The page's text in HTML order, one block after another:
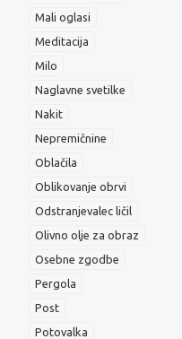
Mali oglasi
Meditacija
Milo
Naglavne svetilke
Nakit
Nepremičnine
Oblačila
Oblikovanje obrvi
Odstranjevalec ličil
Olivno olje za obraz
Osebne zgodbe
Pergola
Post
Potovalka